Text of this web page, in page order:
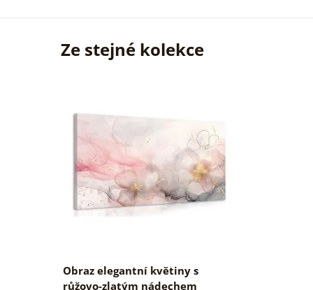
Ze stejné kolekce
Obraz elegantní květiny s
růžovo-zlatým nádechem